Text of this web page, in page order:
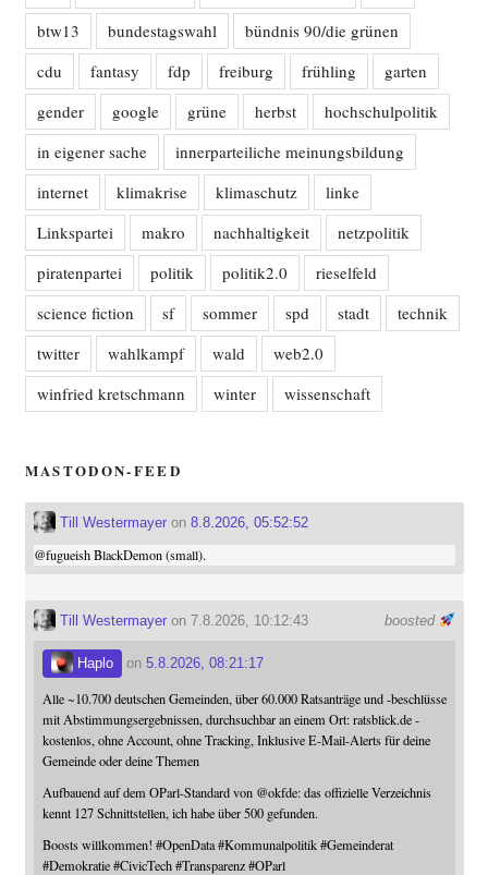
btw13
bundestagswahl
bündnis 90/die grünen
cdu
fantasy fdp freiburg frühling
garten
gender
google grüne herbst
hochschulpolitik
in eigener sache
innerparteiliche meinungsbildung
internet
klimakrise klimaschutz
linke
Linkspartei
makro nachhaltigkeit
netzpolitik
piratenpartei
politik politik2.0
rieselfeld
science fiction
sf sommer spd stadt
technik
twitter
wahlkampf wald
web2.0
winfried kretschmann
winter wissenschaft
MASTODON-FEED
Till Westermayeron 8.8.2026, 05:52:52
@fugueishBlackDemon (small).
boosted
Till Westermayeron 7.8.2026, 10:12:43
Haplo on 5.8.2026, 08:21:17
Alle ~10.700 deutschen Gemeinden, über 60.000 Ratsanträge und -beschlüsse
mit Abstimmungsergebnissen, durchsuchbar an einem Ort: ratsblick.de -
kostenlos, ohne Account, ohne Tracking, Inklusive E-Mail-Alerts für deine
Gemeinde oder deine Themen
Aufbauend auf dem OParl-Standard von @okfde: das offizielle Verzeichnis
kennt 127 Schnittstellen, ich habe über 500 gefunden.
Boosts willkommen! #OpenData #Kommunalpolitik #Gemeinderat
#Demokratie #CivicTech #Transparenz #OParl